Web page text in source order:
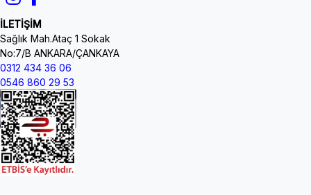
İLETİŞİM
Sağlık Mah.Ataç 1 Sokak
No:7/B ANKARA/ÇANKAYA
0312 434 36 06
0546 860 29 53